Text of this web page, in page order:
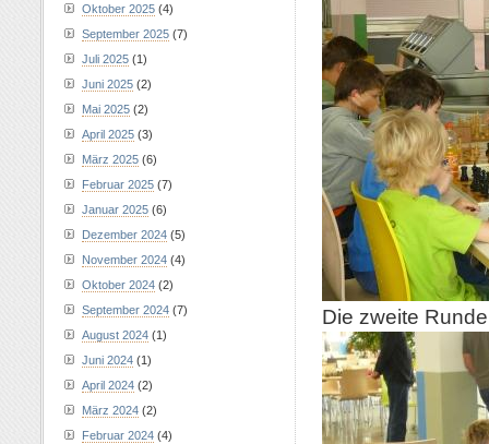
Die zweite Runde
Oktober 2025 (4)
September 2025 (7)
Juli 2025 (1)
Juni 2025 (2)
Mai 2025 (2)
April 2025 (3)
März 2025 (6)
Februar 2025 (7)
Januar 2025 (6)
Dezember 2024 (5)
November 2024 (4)
Oktober 2024 (2)
September 2024 (7)
August 2024 (1)
Juni 2024 (1)
April 2024 (2)
März 2024 (2)
Februar 2024 (4)